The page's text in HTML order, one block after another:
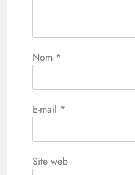
Nom *
E-mail *
Site web